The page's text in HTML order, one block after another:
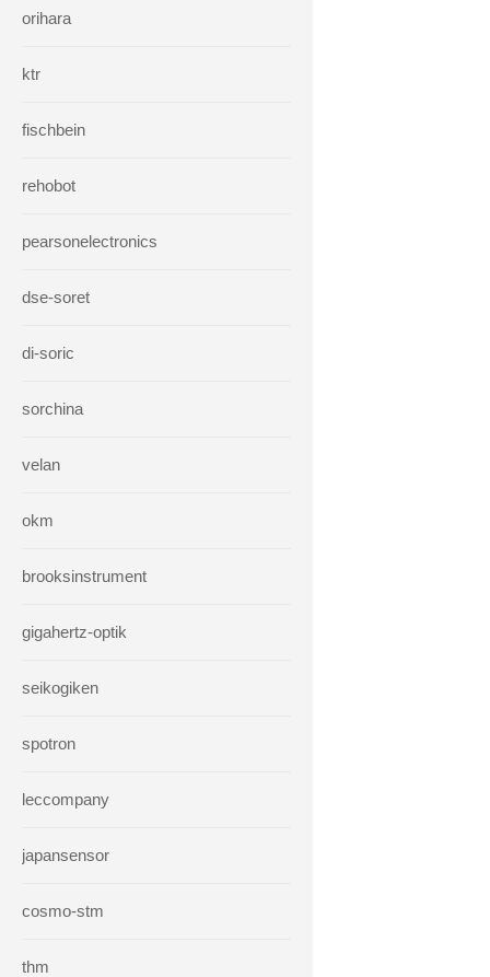
orihara
ktr
fischbein
rehobot
pearsonelectronics
dse-soret
di-soric
sorchina
velan
okm
brooksinstrument
gigahertz-optik
seikogiken
spotron
leccompany
japansensor
cosmo-stm
thm